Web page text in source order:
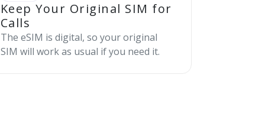
Keep Your Original SIM for
Calls
The eSIM is digital, so your original
SIM will work as usual if you need it.